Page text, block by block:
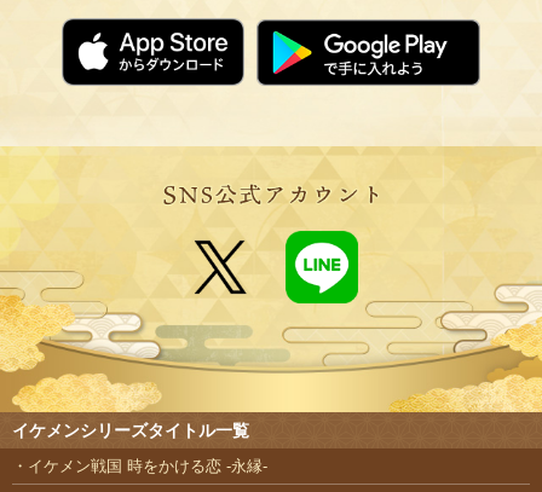
イケメンシリーズタイトル一覧
イケメン戦国 時をかける恋 -永縁-